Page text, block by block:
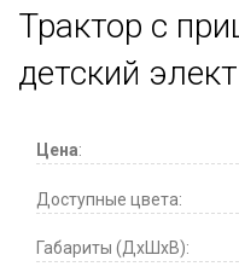
Трактор с
детский
Цена:
Доступные цвета:
Габариты (ДхШхВ):